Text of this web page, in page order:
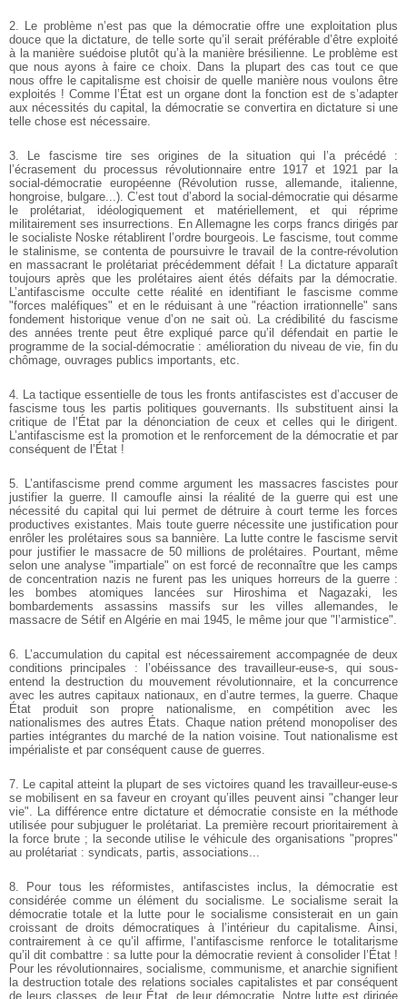
2. Le problème n’est pas que la démocratie offre une exploitation plus
douce que la dictature, de telle sorte qu’il serait préférable d’être exploité
à la manière suédoise plutôt qu’à la manière brésilienne. Le problème est
que nous ayons à faire ce choix. Dans la plupart des cas tout ce que
nous offre le capitalisme est choisir de quelle manière nous voulons être
exploités ! Comme l’État est un organe dont la fonction est de s’adapter
aux nécessités du capital, la démocratie se convertira en dictature si une
telle chose est nécessaire.
3. Le fascisme tire ses origines de la situation qui l’a précédé :
l’écrasement du processus révolutionnaire entre 1917 et 1921 par la
social-démocratie européenne (Révolution russe, allemande, italienne,
hongroise, bulgare...). C’est tout d’abord la social-démocratie qui désarme
le prolétariat, idéologiquement et matériellement, et qui réprime
militairement ses insurrections. En Allemagne les corps francs dirigés par
le socialiste Noske rétablirent l’ordre bourgeois. Le fascisme, tout comme
le stalinisme, se contenta de poursuivre le travail de la contre-révolution
en massacrant le prolétariat précédemment défait ! La dictature apparaît
toujours après que les prolétaires aient étés défaits par la démocratie.
L’antifascisme occulte cette réalité en identifiant le fascisme comme
"forces maléfiques" et en le réduisant à une "réaction irrationnelle" sans
fondement historique venue d’on ne sait où. La crédibilité du fascisme
des années trente peut être expliqué parce qu’il défendait en partie le
programme de la social-démocratie : amélioration du niveau de vie, fin du
chômage, ouvrages publics importants, etc.
4. La tactique essentielle de tous les fronts antifascistes est d’accuser de
fascisme tous les partis politiques gouvernants. Ils substituent ainsi la
critique de l’État par la dénonciation de ceux et celles qui le dirigent.
L’antifascisme est la promotion et le renforcement de la démocratie et par
conséquent de l’État !
5. L’antifascisme prend comme argument les massacres fascistes pour
justifier la guerre. Il camoufle ainsi la réalité de la guerre qui est une
nécessité du capital qui lui permet de détruire à court terme les forces
productives existantes. Mais toute guerre nécessite une justification pour
enrôler les prolétaires sous sa bannière. La lutte contre le fascisme servit
pour justifier le massacre de 50 millions de prolétaires. Pourtant, même
selon une analyse "impartiale" on est forcé de reconnaître que les camps
de concentration nazis ne furent pas les uniques horreurs de la guerre :
les bombes atomiques lancées sur Hiroshima et Nagazaki, les
bombardements assassins massifs sur les villes allemandes, le
massacre de Sétif en Algérie en mai 1945, le même jour que "l’armistice".
6. L’accumulation du capital est nécessairement accompagnée de deux
conditions principales : l’obéissance des travailleur-euse-s, qui sous-
entend la destruction du mouvement révolutionnaire, et la concurrence
avec les autres capitaux nationaux, en d’autre termes, la guerre. Chaque
État produit son propre nationalisme, en compétition avec les
nationalismes des autres États. Chaque nation prétend monopoliser des
parties intégrantes du marché de la nation voisine. Tout nationalisme est
impérialiste et par conséquent cause de guerres.
7. Le capital atteint la plupart de ses victoires quand les travailleur-euse-s
se mobilisent en sa faveur en croyant qu’illes peuvent ainsi "changer leur
vie". La différence entre dictature et démocratie consiste en la méthode
utilisée pour subjuguer le prolétariat. La première recourt prioritairement à
la force brute ; la seconde utilise le véhicule des organisations "propres"
au prolétariat : syndicats, partis, associations...
8. Pour tous les réformistes, antifascistes inclus, la démocratie est
considérée comme un élément du socialisme. Le socialisme serait la
démocratie totale et la lutte pour le socialisme consisterait en un gain
croissant de droits démocratiques à l’intérieur du capitalisme. Ainsi,
contrairement à ce qu’il affirme, l’antifascisme renforce le totalitarisme
qu’il dit combattre : sa lutte pour la démocratie revient à consolider l’État !
Pour les révolutionnaires, socialisme, communisme, et anarchie signifient
la destruction totale des relations sociales capitalistes et par conséquent
de leurs classes, de leur État, de leur démocratie. Notre lutte est dirigée